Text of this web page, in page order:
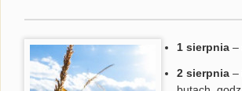
1 sierpnia –
2 sierpnia –